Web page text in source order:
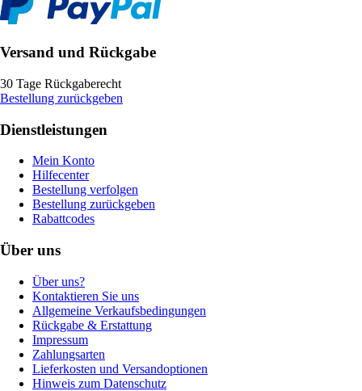
Versand und Rückgabe
30 Tage Rückgaberecht
Bestellung zurückgeben
Dienstleistungen
Mein Konto
Hilfecenter
Bestellung verfolgen
Bestellung zurückgeben
Rabattcodes
Über uns
Über uns?
Kontaktieren Sie uns
Allgemeine Verkaufsbedingungen
Rückgabe & Erstattung
Impressum
Zahlungsarten
Lieferkosten und Versandoptionen
Hinweis zum Datenschutz